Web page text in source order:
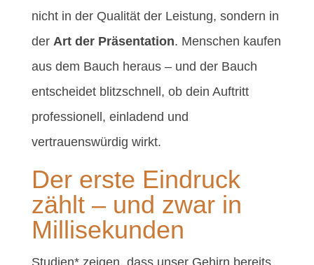
nicht in der Qualität der Leistung, sondern in
der Art der Präsentation. Menschen kaufen
aus dem Bauch heraus – und der Bauch
entscheidet blitzschnell, ob dein Auftritt
professionell, einladend und
vertrauenswürdig wirkt.
Der erste Eindruck
zählt – und zwar in
Millisekunden
Studien* zeigen, dass unser Gehirn bereits